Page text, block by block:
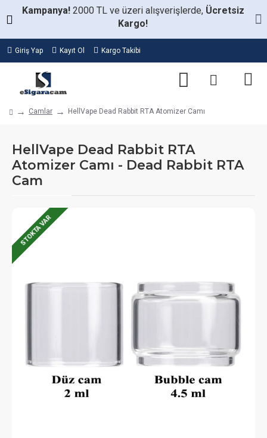
Kampanya! 2000 TL ve üzeri alışverişlerde, Ücretsiz
Kargo!
Giriş Yap Kayıt Ol Kargo Takibi
Camlar HellVape Dead Rabbit RTA Atomizer Camı
HellVape Dead Rabbit RTA
Atomizer Camı - Dead Rabbit RTA
Cam
STOKTA VAR